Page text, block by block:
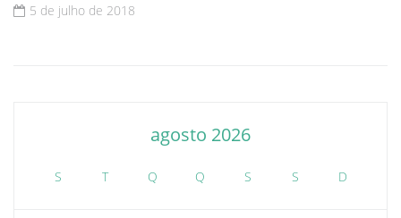
5 de julho de 2018
agosto 2026
S T Q Q S S D